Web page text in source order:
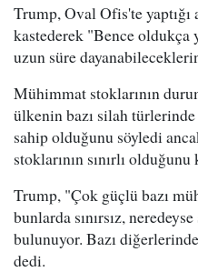
Trump, Oval Ofis'te yaptığı
kastederek "Bence oldukça
uzun süre
Mühimmat stoklarının
ülkenin bazı silah türlerinde
sahip olduğunu söyledi
stoklarının sınırlı
Trump, "Çok güçlü bazı
bunlarda sınırsız,
bulunuyor. Bazı
dedi.